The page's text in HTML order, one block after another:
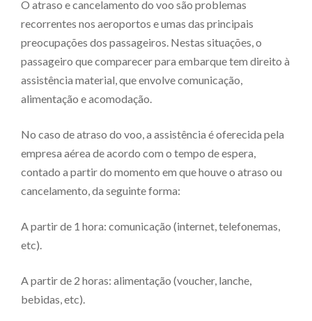
O atraso e cancelamento do voo são problemas
recorrentes nos aeroportos e umas das principais
preocupações dos passageiros. Nestas situações, o
passageiro que comparecer para embarque tem direito à
assistência material, que envolve comunicação,
alimentação e acomodação.
No caso de atraso do voo, a assistência é oferecida pela
empresa aérea de acordo com o tempo de espera,
contado a partir do momento em que houve o atraso ou
cancelamento, da seguinte forma:
A partir de 1 hora: comunicação (internet, telefonemas,
etc).
A partir de 2 horas: alimentação (voucher, lanche,
bebidas, etc).